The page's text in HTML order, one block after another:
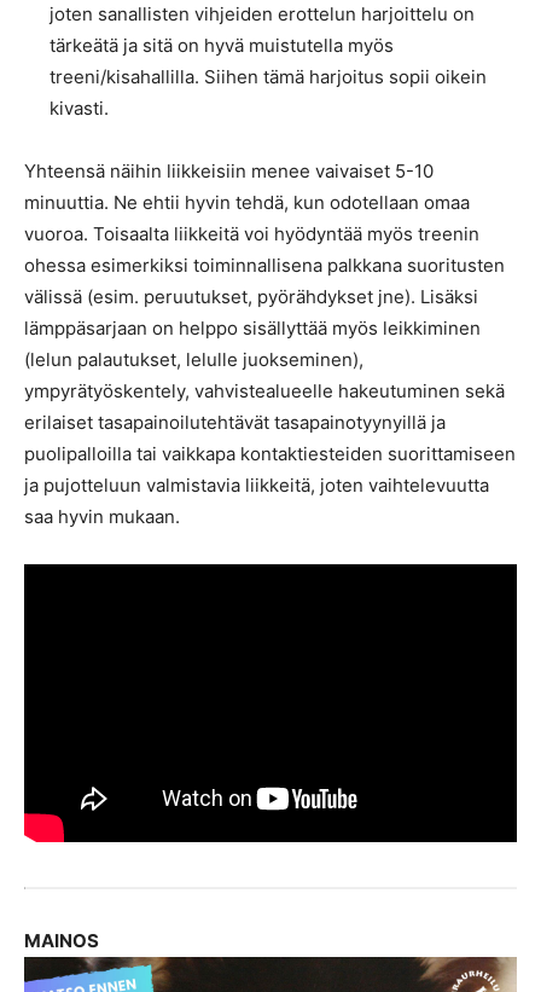
joten sanallisten vihjeiden erottelun harjoittelu on
tärkeätä ja sitä on hyvä muistutella myös
treeni/kisahallilla. Siihen tämä harjoitus sopii oikein
kivasti.
Yhteensä näihin liikkeisiin menee vaivaiset 5-10
minuuttia. Ne ehtii hyvin tehdä, kun odotellaan omaa
vuoroa. Toisaalta liikkeitä voi hyödyntää myös treenin
ohessa esimerkiksi toiminnallisena palkkana suoritusten
välissä (esim. peruutukset, pyörähdykset jne). Lisäksi
lämppäsarjaan on helppo sisällyttää myös leikkiminen
(lelun palautukset, lelulle juokseminen),
ympyrätyöskentely, vahvistealueelle hakeutuminen sekä
erilaiset tasapainoilutehtävät tasapainotyynyillä ja
puolipalloilla tai vaikkapa kontaktiesteiden suorittamiseen
ja pujotteluun valmistavia liikkeitä, joten vaihtelevuutta
saa hyvin mukaan.
MAINOS